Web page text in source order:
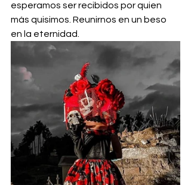
esperamos ser recibidos por quien
más quisimos. Reunirnos en un beso
en la eternidad.